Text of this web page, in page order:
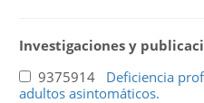
Investigaciones y
9375914 Deficiencia
adultos asintomáticos.